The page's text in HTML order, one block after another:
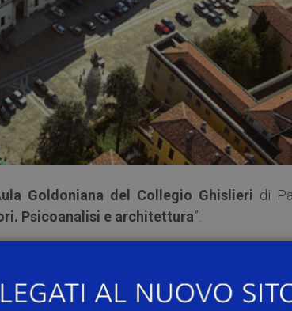
Goldoniana del Collegio Ghislieri di
Psicoanalisi e architettura”.